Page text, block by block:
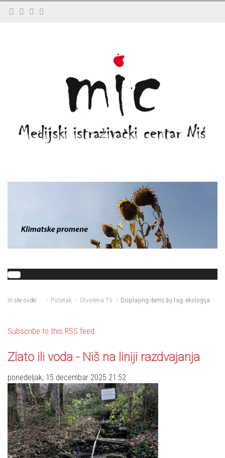
Vi ste ovde: Početak Otvorena TV Displaying items by tag: ekologija
Subscribe to this RSS feed
Zlato ili voda - Niš na liniji razdvajanja
ponedeljak, 15 decembar 2025 21:52